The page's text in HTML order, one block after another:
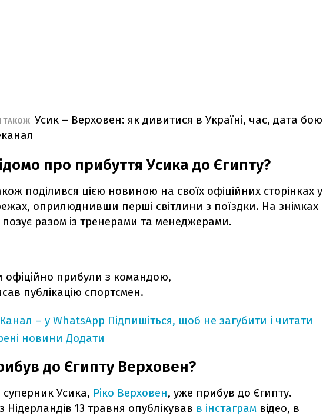
ТАКОЖ Усик – Верховен: як дивитися в Україні, час, дата бою
про прибуття Усика до Єгипту?
поділився цією новиною на своїх офіційних сторінках у
оприлюднивши перші світлини з поїздки. На знімках
позує разом із тренерами та менеджерами.
офіційно прибули з командою,
публікацію спортсмен.
– у WhatsApp Підпишіться, щоб не загубити і читати
новини Додати
до Єгипту Верховен?
суперник Усика, Ріко Верховен, уже прибув до Єгипту.
Нідерландів 13 травня опублікував в інстаграм відео, в